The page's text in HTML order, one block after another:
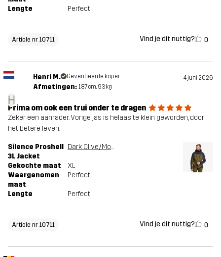
Lengte Perfect
Article nr 10711 Vind je dit nuttig? 0
H
Henri M. Geverifieerde koper 4 juni 2026
Afmetingen: 187cm, 93kg
Prima om ook een trui onder te dragen
Zeker een aanrader. Vorige jas is helaas te klein geworden, door
het betere leven.
Silence Proshell
3L Jacket
Dark Olive/Moonless Night
Gekochte maat
XL
Waargenomen
maat
Perfect
Lengte Perfect
Article nr 10711 Vind je dit nuttig? 0